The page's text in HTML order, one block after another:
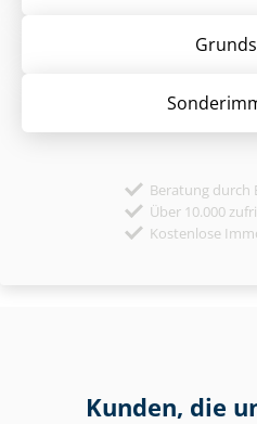
Beratung durch
Über 10.000
Kostenlose
Kunden, die